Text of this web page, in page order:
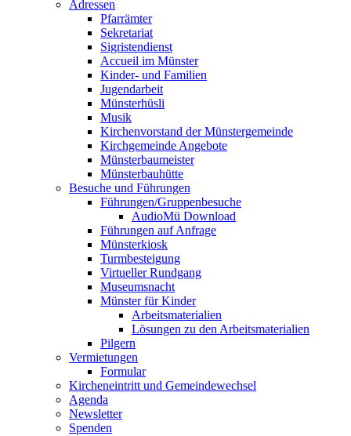
Adressen
Pfarrämter
Sekretariat
Sigristendienst
Accueil im Münster
Kinder- und Familien
Jugendarbeit
Münsterhüsli
Musik
Kirchenvorstand der Münstergemeinde
Kirchgemeinde Angebote
Münsterbaumeister
Münsterbauhütte
Besuche und Führungen
Führungen/Gruppenbesuche
AudioMü Download
Führungen auf Anfrage
Münsterkiosk
Turmbesteigung
Virtueller Rundgang
Museumsnacht
Münster für Kinder
Arbeitsmaterialien
Lösungen zu den Arbeitsmaterialien
Pilgern
Vermietungen
Formular
Kircheneintritt und Gemeindewechsel
Agenda
Newsletter
Spenden